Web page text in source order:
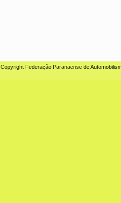
Copyright Federação Paranaense de